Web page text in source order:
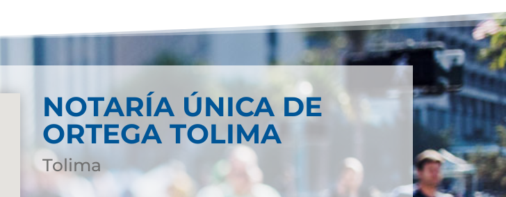
NOTARÍA ÚNICA DE
ORTEGA TOLIMA
Tolima